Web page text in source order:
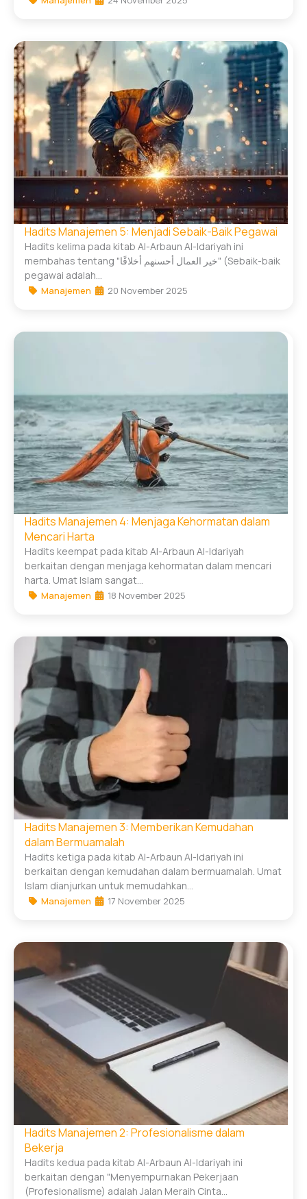
Hadits Manajemen 5: Menjadi Sebaik-Baik Pegawai
Hadits kelima pada kitab Al-Arbaun Al-Idariyah ini
membahas tentang "خير العمال أحسنهم أخلاقًا" (Sebaik-baik
pegawai adalah...
Manajemen 20 November 2025
Hadits Manajemen 4: Menjaga Kehormatan dalam
Mencari Harta
Hadits keempat pada kitab Al-Arbaun Al-Idariyah
berkaitan dengan menjaga kehormatan dalam mencari
harta. Umat Islam sangat...
Manajemen 18 November 2025
Hadits Manajemen 3: Memberikan Kemudahan
dalam Bermuamalah
Hadits ketiga pada kitab Al-Arbaun Al-Idariyah ini
berkaitan dengan kemudahan dalam bermuamalah. Umat
Islam dianjurkan untuk memudahkan...
Manajemen 17 November 2025
Hadits Manajemen 2: Profesionalisme dalam
Bekerja
Hadits kedua pada kitab Al-Arbaun Al-Idariyah ini
berkaitan dengan "Menyempurnakan Pekerjaan
(Profesionalisme) adalah Jalan Meraih Cinta...